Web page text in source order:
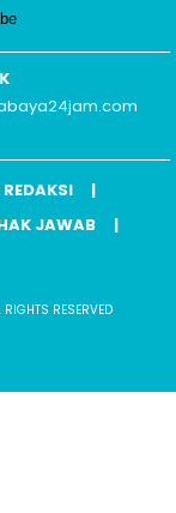
JAWAB
RESERVED